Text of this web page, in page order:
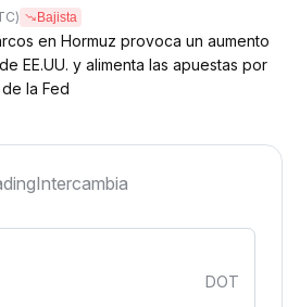
Bajista
en Hormuz provoca un aumento
EE.UU. y alimenta las apuestas por
la Fed
Intercambia
DOT